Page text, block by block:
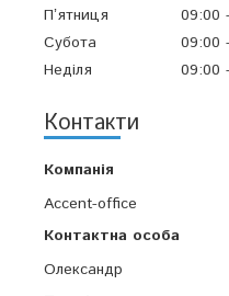
Пʼятниця
09:00
Субота
09:00
Неділя
09:00
Контакти
Accent-office
Олександр